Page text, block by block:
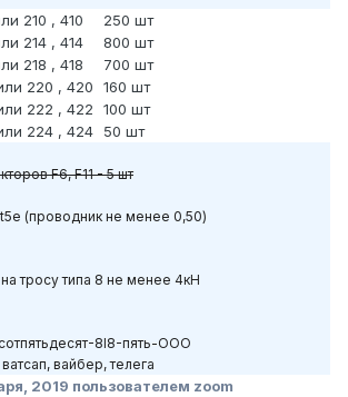
210 , 410
250 шт
214 , 414
800 шт
218 , 418
700 шт
220 , 420
160 шт
222 , 422
100 шт
224 , 424
50 шт
F6, F11 - 5 шт
(проводник не менее 0,50)
тросу типа 8 не менее 4кН
8I8-пять-ООО
вайбер, телега
2019 пользователем zoom